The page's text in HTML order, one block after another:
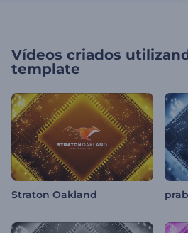
Vídeos criados
template
Straton Oakland